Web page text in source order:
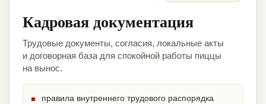
Кадровая документация
Трудовые документы, согласия, локальные акты
и договорная база для спокойной работы пиццы
на вынос.
правила внутреннего трудового распорядка